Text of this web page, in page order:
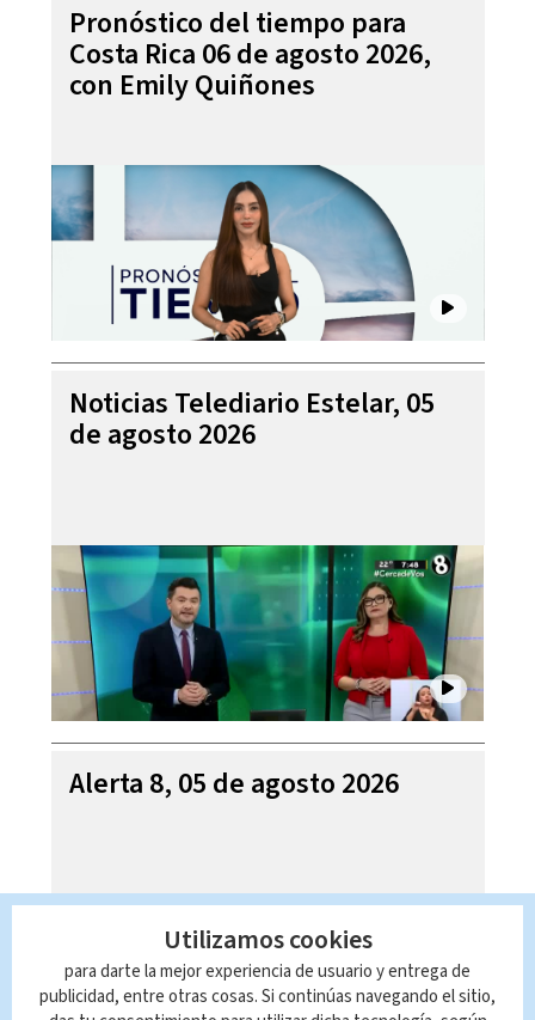
Pronóstico del tiempo para
Costa Rica 06 de agosto 2026,
con Emily Quiñones
Noticias Telediario Estelar, 05
de agosto 2026
Alerta 8, 05 de agosto 2026
Utilizamos cookies
para darte la mejor experiencia de usuario y entrega de
publicidad, entre otras cosas. Si continúas navegando el sitio,